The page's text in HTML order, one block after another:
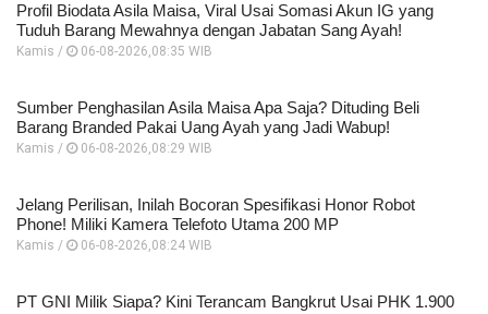
Profil Biodata Asila Maisa, Viral Usai Somasi Akun IG yang
Tuduh Barang Mewahnya dengan Jabatan Sang Ayah!
Kamis / 06-08-2026,08:35 WIB
Sumber Penghasilan Asila Maisa Apa Saja? Dituding Beli
Barang Branded Pakai Uang Ayah yang Jadi Wabup!
Kamis / 06-08-2026,08:29 WIB
Jelang Perilisan, Inilah Bocoran Spesifikasi Honor Robot
Phone! Miliki Kamera Telefoto Utama 200 MP
Kamis / 06-08-2026,08:24 WIB
PT GNI Milik Siapa? Kini Terancam Bangkrut Usai PHK 1.900